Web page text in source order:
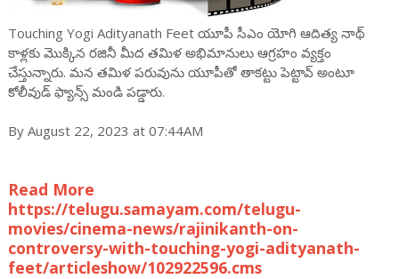
Touching Yogi Adityanath Feet యూపీ సీఎం యోగి ఆదిత్య నాథ్
కాళ్లకు మొక్కిన రజినీ మీద తమిళ అభిమానులు ఆగ్రహం వ్యక్తం
చేస్తున్నారు. మన తమిళ పరువును యూపీతో తాకట్టు పెట్టావ్ అంటూ
కోలీవుడ్ ఫ్యాన్స్ మండి పడ్డారు.
By August 22, 2023 at 07:44AM
Read More
https://telugu.samayam.com/telugu-
movies/cinema-news/rajinikanth-on-
controversy-with-touching-yogi-adityanath-
feet/articleshow/102922596.cms